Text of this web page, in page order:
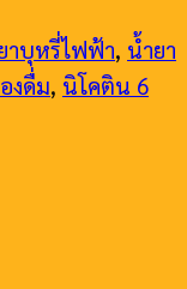
าบุหรี่ไฟฟ้า, น้ำยา
งดื่ม, นิโคติน 6